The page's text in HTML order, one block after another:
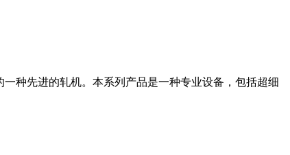
种先进的轧机。本系列产品是一种专业设备，包括超细